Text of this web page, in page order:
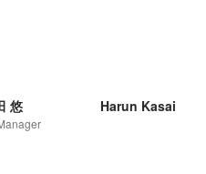
悠 Harun Kasai